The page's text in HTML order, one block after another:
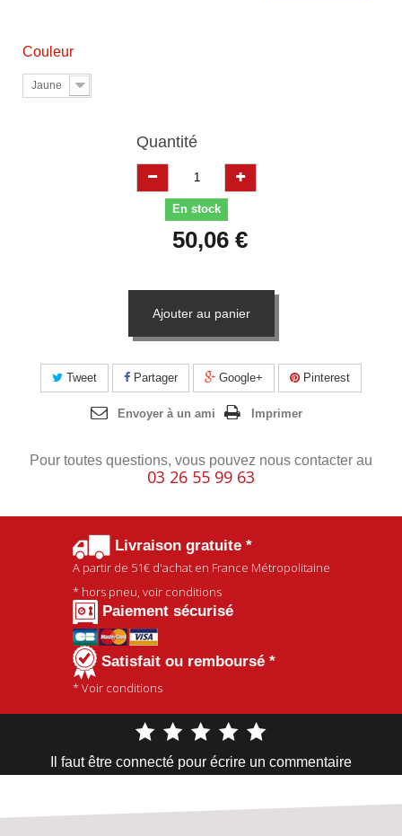
Couleur
Jaune
Quantité
En stock
50,06 €
Ajouter au panier
Tweet Partager Google+ Pinterest
Envoyer à un ami Imprimer
Pour toutes questions, vous pouvez nous contacter au
03 26 55 99 63
Livraison gratuite *
A partir de 51€d'achat en France Métropolitaine
* hors pneu, voir conditions
Paiement sécurisé
Satisfait ou remboursé *
* Voir conditions
Il faut être connecté pour écrire un commentaire